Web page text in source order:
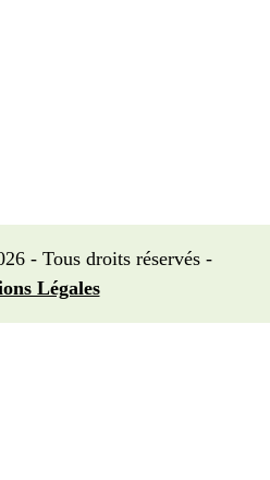
- Tous droits réservés -
Légales